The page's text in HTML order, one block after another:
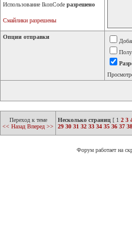
Использование IkonCode разрешено
Смайлики разрешены
Опции отправки
Переход к теме
<< Назад Вперед >>
Несколько страниц [ 1 2 3
29 30 31 32 33 34 35 36 37 38
Форум работает на